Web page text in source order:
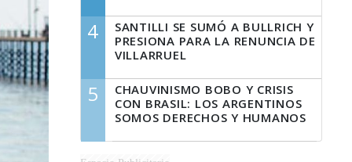
4
SANTILLI SE SUMÓ A BULLRICH Y
PRESIONA PARA LA RENUNCIA DE
VILLARRUEL
5
CHAUVINISMO BOBO Y CRISIS
CON BRASIL: LOS ARGENTINOS
SOMOS DERECHOS Y HUMANOS